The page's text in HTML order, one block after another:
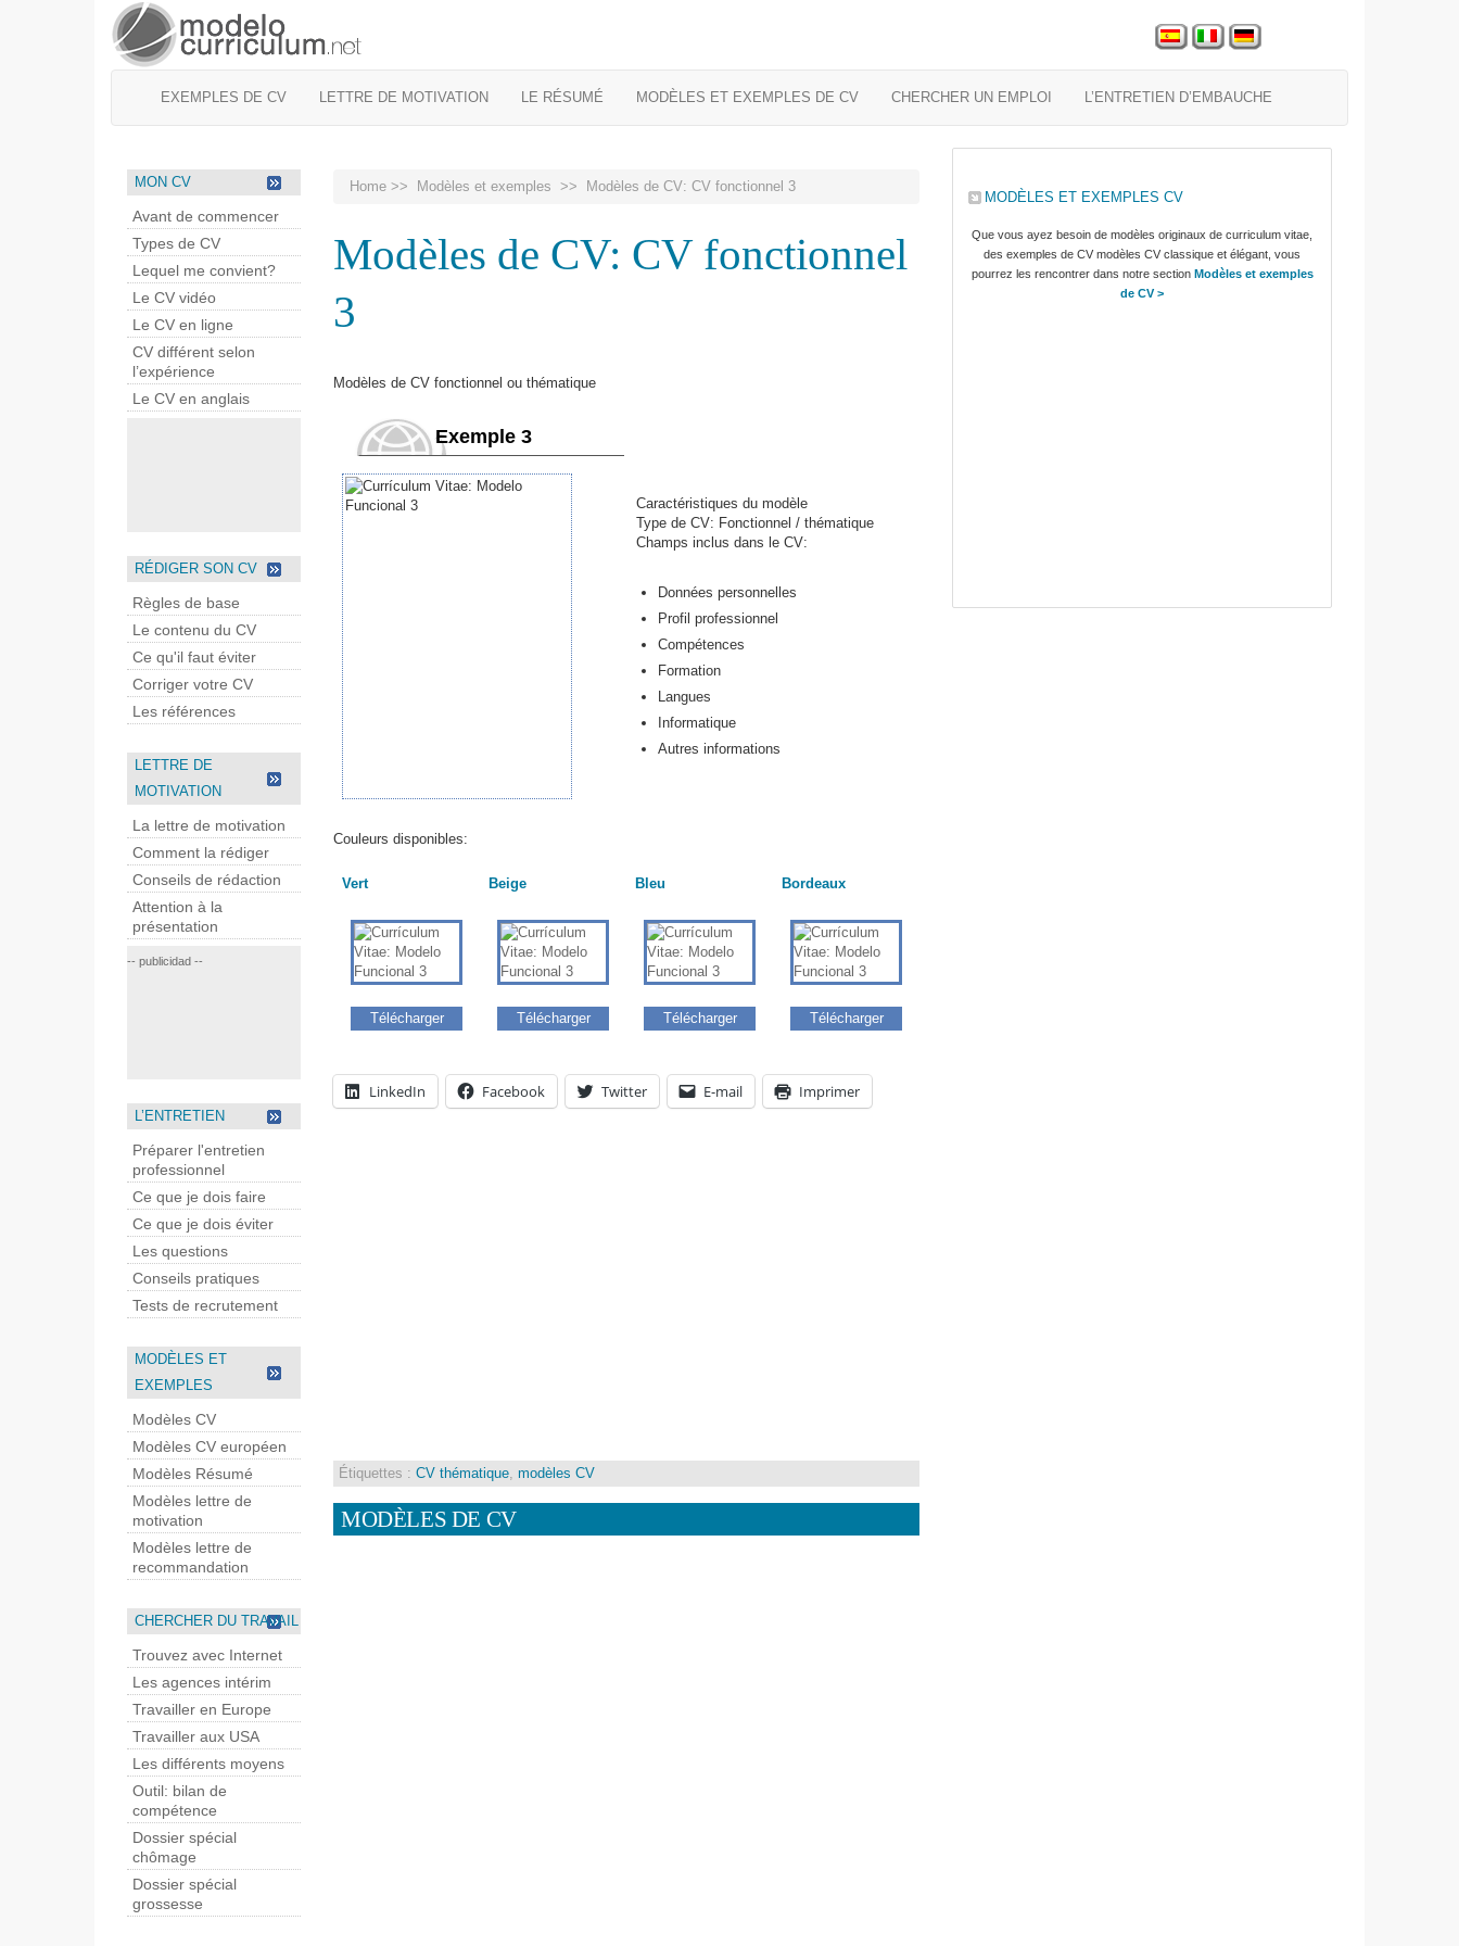
EXEMPLES DE CV LETTRE DE MOTIVATION LE RÉSUMÉ MODÈLES ET EXEMPLES DE CV CHERCHER UN EMPLOI L’ENTRETIEN D’EMBAUCHE
MON CV
Avant de commencer
Types de CV
Lequel me convient?
Le CV vidéo
Le CV en ligne
CV différent selon
l’expérience
Le CV en anglais
RÉDIGER SON CV
Règles de base
Le contenu du CV
Ce qu'il faut éviter
Corriger votre CV
Les références
LETTRE DE
MOTIVATION
La lettre de motivation
Comment la rédiger
Conseils de rédaction
Attention à la
présentation
-- publicidad --
L’ENTRETIEN
Préparer l'entretien
professionnel
Ce que je dois faire
Ce que je dois éviter
Les questions
Conseils pratiques
Tests de recrutement
MODÈLES ET
EXEMPLES
Modèles CV
Modèles CV européen
Modèles Résumé
Modèles lettre de
motivation
Modèles lettre de
recommandation
CHERCHER DU TRAVAIL
Trouvez avec Internet
Les agences intérim
Travailler en Europe
Travailler aux USA
Les différents moyens
Outil: bilan de
compétence
Dossier spécial
chômage
Dossier spécial
grossesse
Home >> Modèles et exemples >> Modèles de CV: CV fonctionnel 3
Modèles de CV: CV fonctionnel
3
Modèles de CV fonctionnel ou thématique
Exemple 3
Caractéristiques du modèle
Type de CV: Fonctionnel / thématique
Champs inclus dans le CV:
Données personnelles
Profil professionnel
Compétences
Formation
Langues
Informatique
Autres informations
Couleurs disponibles:
Vert Beige Bleu Bordeaux
Télécharger Télécharger Télécharger Télécharger
LinkedIn Facebook Twitter E-mail Imprimer
Étiquettes : CV thématique, modèles CV
MODÈLES DE CV
MODÈLES ET EXEMPLES CV
Que vous ayez besoin de modèles originaux de curriculum vitae,
des exemples de CV modèles CV classique et élégant, vous
pourrez les rencontrer dans notre section Modèles et exemples
de CV >